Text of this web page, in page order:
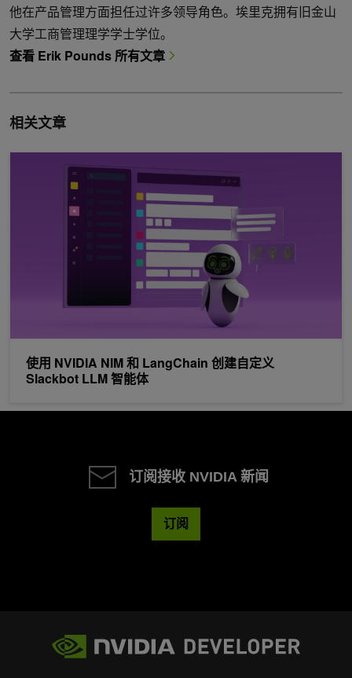
他在产品管理方面担任过许多领导角色。埃里克拥有旧金山
大学工商管理理学学士学位。
查看 Erik Pounds 所有文章
相关文章
使用 NVIDIA NIM 和 LangChain 创建自定义
Slackbot LLM 智能体
订阅接收 NVIDIA 新闻
订阅